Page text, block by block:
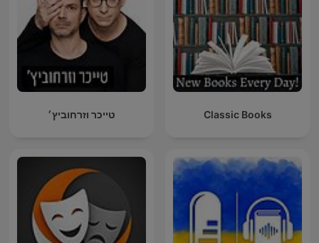
טייכר וזרחוביץ׳ Classic Books